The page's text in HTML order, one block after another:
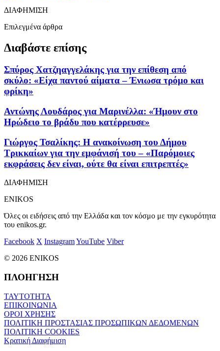
ΔΙΑΦΗΜΙΣΗ
Επιλεγμένα άρθρα
Διαβάστε επίσης
Σπύρος Χατζηαγγελάκης για την επίθεση από
σκύλο: «Είχα παντού αίματα – Ένιωσα τρόμο και
φρίκη»
Αντώνης Λουδάρος για Μαρινέλλα: «Ήμουν στο
Ηρώδειο το βράδυ που κατέρρευσε»
Γιώργος Τσαλίκης: Η ανακοίνωση του Δήμου
Τρικκαίων για την εμφάνισή του – «Παρόμοιες
εκφράσεις δεν είναι, ούτε θα είναι επιτρεπτές»
ΔΙΑΦΗΜΙΣΗ
ENIKOS
Όλες οι ειδήσεις από την Ελλάδα και τον κόσμο με την εγκυρότητα
του enikos.gr.
Facebook X InstagramYouTube Viber
© 2026 ENIKOS
ΠΛΟΗΓΗΣΗ
ΤΑΥΤΟΤΗΤΑ
ΕΠΙΚΟΙΝΩΝΙΑ
ΟΡΟΙ ΧΡΗΣΗΣ
ΠΟΛΙΤΙΚΗ ΠΡΟΣΤΑΣΙΑΣ ΠΡΟΣΩΠΙΚΩΝ ΔΕΔΟΜΕΝΩΝ
ΠΟΛΙΤΙΚΗ COOKIES
Κρατική Διαφήμιση